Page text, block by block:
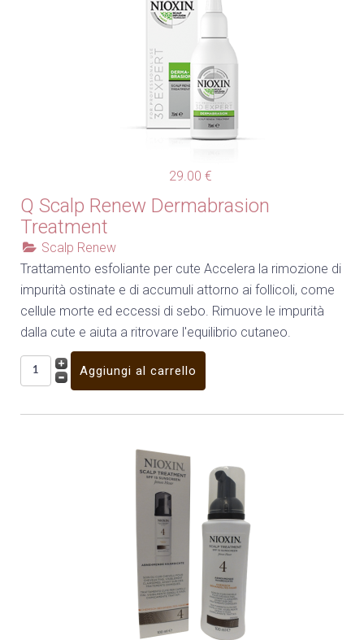
29.00 €
Q Scalp Renew Dermabrasion
Treatment
Scalp Renew
Trattamento esfoliante per cute Accelera la rimozione di
impurità ostinate e di accumuli attorno ai follicoli, come
cellule morte ed eccessi di sebo. Rimuove le impurità
dalla cute e aiuta a ritrovare l'equilibrio cutaneo.